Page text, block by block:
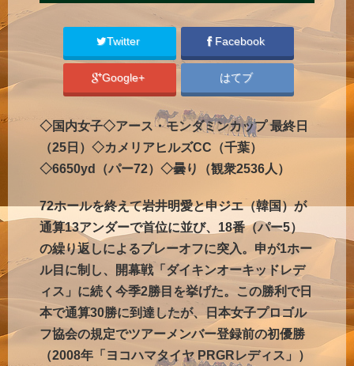
Twitter Facebook
Google+ はてブ
◇国内女子◇アース・モンダミンカップ 最終日
（25日）◇カメリアヒルズCC（千葉）
◇6650yd（パー72）◇曇り（観衆2536人）
72ホールを終えて岩井明愛と申ジエ（韓国）が
通算13アンダーで首位に並び、18番（パー5）
の繰り返しによるプレーオフに突入。申が1ホー
ル目に制し、開幕戦「ダイキンオーキッドレデ
ィス」に続く今季2勝目を挙げた。この勝利で日
本で通算30勝に到達したが、日本女子プロゴル
フ協会の規定でツアーメンバー登録前の初優勝
（2008年「ヨコハマタイヤ PRGRレディス」）